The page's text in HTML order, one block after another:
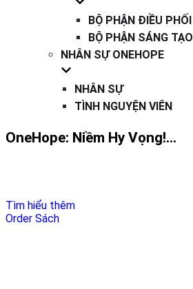
BỘ PHẬN ĐIỀU PHỐI
BỘ PHẬN SÁNG TẠO
NHÂN SỰ ONEHOPE
NHÂN SỰ
TÌNH NGUYỆN VIÊN
OneHope: Niềm Hy Vọng!...
Tìm hiểu thêm
Order Sách